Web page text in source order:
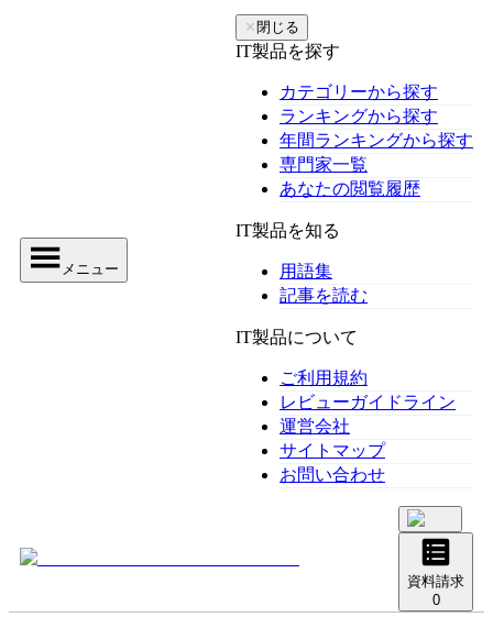
メニュー
✕ 閉じる
IT製品を探す
カテゴリーから探す
ランキングから探す
年間ランキングから探す
専門家一覧
あなたの閲覧履歴
IT製品を知る
用語集
記事を読む
IT製品について
ご利用規約
レビューガイドライン
運営会社
サイトマップ
お問い合わせ
資料請求
0